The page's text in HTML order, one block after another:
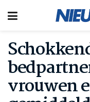
vrouwen